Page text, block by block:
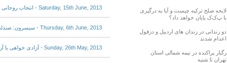
Saturday, 15th June, 2013 - انتخاب روحانی پایان راه نیست، کار ما تازه شروع شده است
Thursday, 6th June, 2013 - سیسرون: صندلی آیت الله بزرگ! در ردیف جنایتکاران علیه بشریت برای همیشه محفوظ خواهد ماند
Sunday, 26th May, 2013 - آزادی خواهی یا آزاد اندیشی؟ نقدی بر فعالین جامعه مدنی ایران
لایحه صلح ترکیه چیست و آیا به درگیری
با پ‌ک‌ک پایان خواهد داد؟
دو زندانی در زندان های اردبیل و دزفول
اعدام شدند
رگبار پراکنده در نیمه شمالی استان
تهران تا شنبه